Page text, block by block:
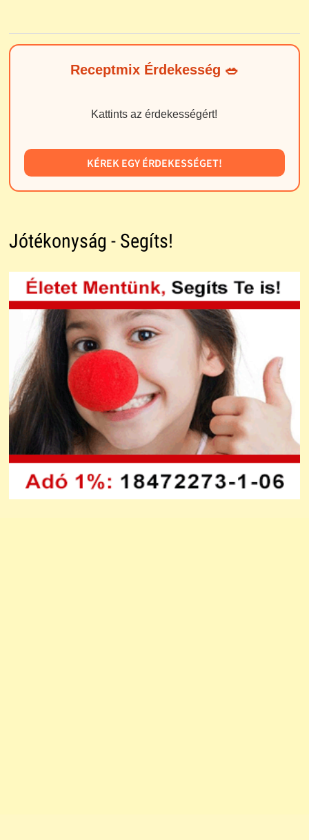
Receptmix Érdekesség 🥗
Kattints az érdekességért!
KÉREK EGY ÉRDEKESSÉGET!
Jótékonyság - Segíts!